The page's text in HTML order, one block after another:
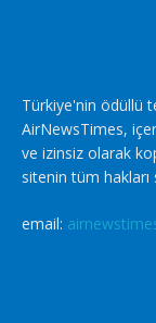
Türkiye'nin ödüllü
AirNewsTimes,
ve izinsiz olarak
sitenin tüm hakları
email: